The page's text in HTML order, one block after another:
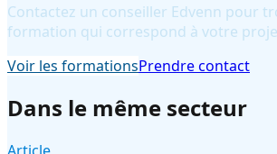
Contactez un conseiller Edvenn pour
formation qui correspond à votre
Voir les formationsPrendre contact
Dans le même secteur